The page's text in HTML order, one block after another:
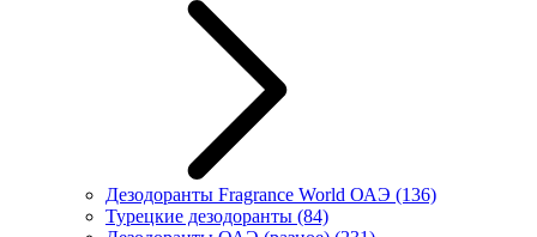
Дезодоранты Fragrance World ОАЭ (136)
Турецкие дезодоранты (84)